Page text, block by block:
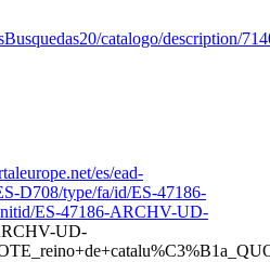
catalogo/description/
es/ead-
D708/type/fa/id/ES-47186-
ES-47186-ARCHV-UD-
UD-